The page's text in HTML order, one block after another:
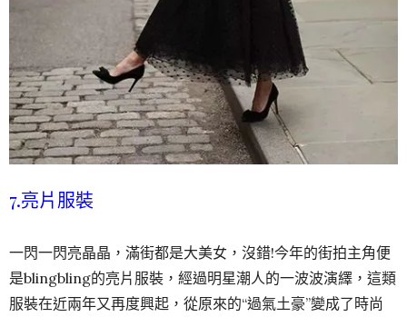
7.亮片服裝
一閃一閃亮晶晶，滿街都是大美女，沒錯!今年的街拍主角便
是blingbling的亮片服裝，經過明星潮人的一波波演繹，這類
服裝在近兩年又再度興起，從原來的“過氣土豪”變成了時尚